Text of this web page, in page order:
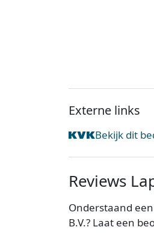
Externe links
Bekijk dit
Reviews
Onderstaand
B.V.? Laat een